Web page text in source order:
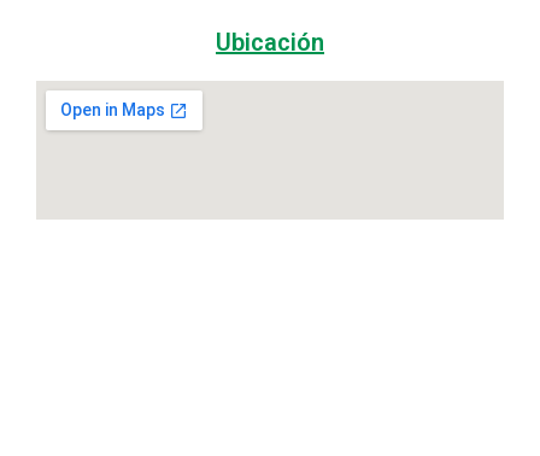
Ubicación